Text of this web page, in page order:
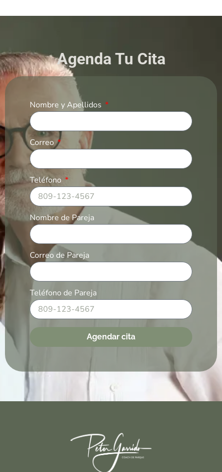
Agenda Tu Cita
Nombre y Apellidos
Correo
Teléfono
Nombre de Pareja
Correo de Pareja
Teléfono de Pareja
Agendar cita